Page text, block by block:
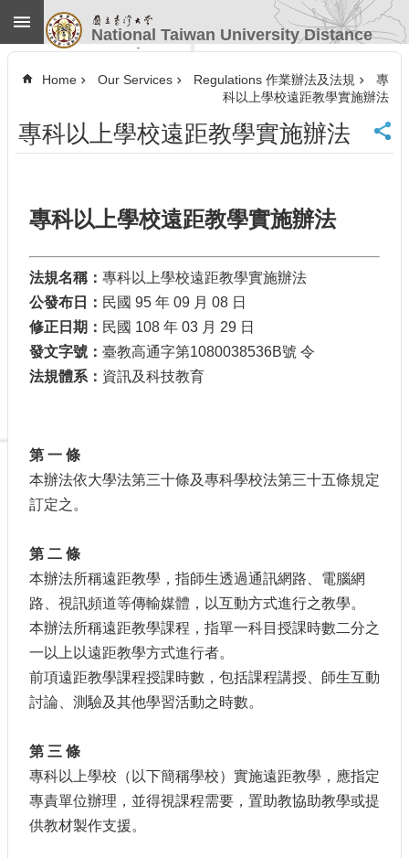
Skip to main content
Search
NTU
CINC
Website
Guide
News
Our
Services
Course
Information
Video
Conference
Form
Contact
National Taiwan University Distance
Learning
Home Our Services Regulations 作業辦法及法規
專
科以上學校遠距教學實施辦法
專科以上學校遠距教學實施辦法
專科以上學校遠距教學實施辦法
法規名稱： 專科以上學校遠距教學實施辦法
公發布日： 民國 95 年 09 月 08 日
修正日期： 民國 108 年 03 月 29 日
發文字號： 臺教高通字第1080038536B號 令
法規體系： 資訊及科技教育
第 一 條
本辦法依大學法第三十條及專科學校法第三十五條規定
訂定之。
第 二 條
本辦法所稱遠距教學，指師生透過通訊網路、電腦網
路、視訊頻道等傳輸媒體，以互動方式進行之教學。
本辦法所稱遠距教學課程，指單一科目授課時數二分之
一以上以遠距教學方式進行者。
前項遠距教學課程授課時數，包括課程講授、師生互動
討論、測驗及其他學習活動之時數。
第 三 條
專科以上學校（以下簡稱學校）實施遠距教學，應指定
專責單位辦理，並得視課程需要，置助教協助教學或提
供教材製作支援。